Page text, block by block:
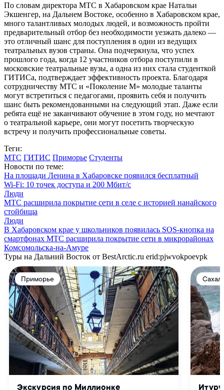
По словам директора МТС в Хабаровском крае Натальи
Экшенгер, на Дальнем Востоке, особенно в Хабаровском крае,
много талантливых молодых людей, и возможность пройти
предварительный отбор без необходимости уезжать далеко —
это отличный шанс для поступления в один из ведущих
театральных вузов страны. Она подчеркнула, что успех
прошлого года, когда 12 участников отбора поступили в
московские театральные вузы, а одна из них стала студенткой
ГИТИСа, подтверждает эффективность проекта. Благодаря
сотрудничеству МТС и «Поколение М» молодые таланты
могут встретиться с педагогами, проявить себя и получить
шанс быть рекомендованными на следующий этап. Даже если
ребята ещё не заканчивают обучение в этом году, но мечтают
о театральной карьере, они могут посетить творческую
встречу и получить профессиональные советы.
Теги:
МТС ГИТИС Приморье Студенты
Новости по теме:
На площади Ленина в Хабаровске появился бесплатный
Wi‑Fi: 10 точек доступа и 200 Мбит/с
Люди
МТС расширила покрытие сети в селе с историей нанайского
стойбища
Люди
В Хабаровском крае у школьников появилась SOS-кнопка на
смартфонах МТС расширила покрытие сети в микрорайонах
Комсомольска-на-Амуре
Туры на Дальний Восток от BestArctic.ru erid:pjwvokpoevpk